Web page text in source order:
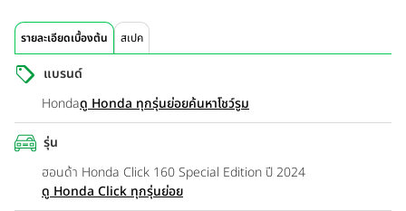
รายละเอียดเบื้องต้น สเปค
แบรนด์
Hondaดู Honda ทุกรุ่นย่อยค้นหาโชว์รูม
รุ่น
ฮอนด้า Honda Click 160 Special Edition ปี 2024
ดู Honda Click ทุกรุ่นย่อย